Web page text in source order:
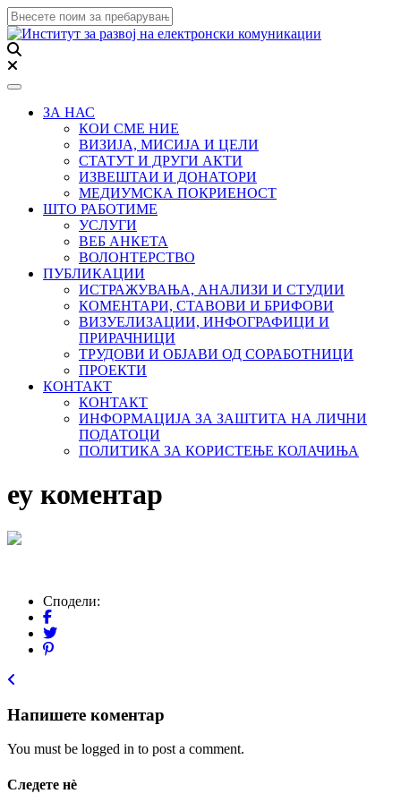
Toggle navigation
ЗА НАС
КОИ СМЕ НИЕ
ВИЗИЈА, МИСИЈА И ЦЕЛИ
СТАТУТ И ДРУГИ АКТИ
ИЗВЕШТАИ И ДОНАТОРИ
МЕДИУМСКА ПОКРИЕНОСТ
ШТО РАБОТИМЕ
УСЛУГИ
ВЕБ АНКЕТА
ВОЛОНТЕРСТВО
ПУБЛИКАЦИИ
ИСТРАЖУВАЊА, АНАЛИЗИ И СТУДИИ
КОМЕНТАРИ, СТАВОВИ И БРИФОВИ
ВИЗУЕЛИЗАЦИИ, ИНФОГРАФИЦИ И
ПРИРАЧНИЦИ
ТРУДОВИ И ОБЈАВИ ОД СОРАБОТНИЦИ
ПРОЕКТИ
КОНТАКТ
КОНТАКТ
ИНФОРМАЦИЈА ЗА ЗАШТИТА НА ЛИЧНИ
ПОДАТОЦИ
ПОЛИТИКА ЗА КОРИСТЕЊЕ КОЛАЧИЊА
еу коментар
Сподели:
Напишете коментар
You must be logged in to post a comment.
Следете нѐ